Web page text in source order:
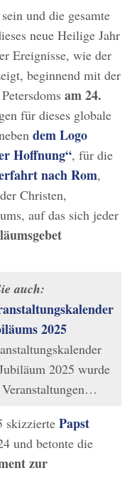
sein und die gesamte
neue Heilige Jahr
Ereignisse, wie der
beginnend mit der
am 24.
für dieses globale
dem Logo
Hoffnung“, für die
nach Rom,
Christen,
auf das sich jeder
auch:
2025
2025 wurde
skizzierte Papst
und betonte die
zur